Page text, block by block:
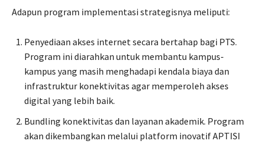
Adapun program implementasi strategisnya meliputi:
Penyediaan akses internet secara bertahap bagi PTS.
Program ini diarahkan untuk membantu kampus-
kampus yang masih menghadapi kendala biaya dan
infrastruktur konektivitas agar memperoleh akses
digital yang lebih baik.
Bundling konektivitas dan layanan akademik. Program
akan dikembangkan melalui platform inovatif APTISI